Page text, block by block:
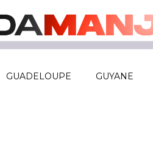
GUADELOUPE GUYANE